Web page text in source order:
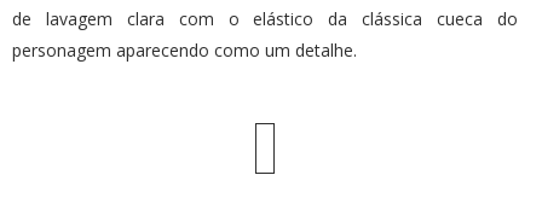
de lavagem clara com o elástico da clássica cueca do
personagem aparecendo como um detalhe.